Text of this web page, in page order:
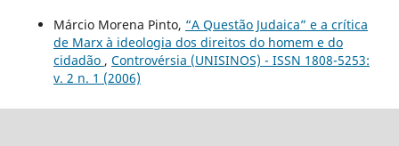
Márcio Morena Pinto, “A Questão Judaica” e a crítica
de Marx à ideologia dos direitos do homem e do
cidadão , Controvérsia (UNISINOS) - ISSN 1808-5253:
v. 2 n. 1 (2006)